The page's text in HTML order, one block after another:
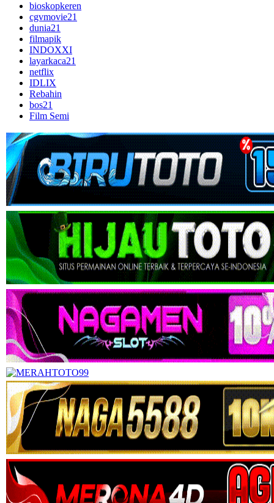
bioskopkeren
cgvmovie21
dunia21
filmapik
INDOXXI
layarkaca21
netflix
IDLIX
Rebahin
bos21
Film Semi